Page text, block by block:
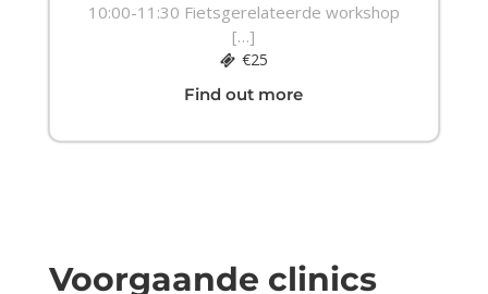
10:00-11:30 Fietsgerelateerde workshop
[…]
€25
Find out more
Voorgaande clinics